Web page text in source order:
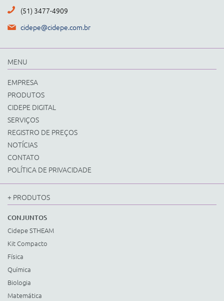
(51) 3477-4909
cidepe@cidepe.com.br
MENU
EMPRESA
PRODUTOS
CIDEPE DIGITAL
SERVIÇOS
REGISTRO DE PREÇOS
NOTÍCIAS
CONTATO
POLÍTICA DE PRIVACIDADE
+ PRODUTOS
CONJUNTOS
Cidepe STHEAM
Kit Compacto
Física
Química
Biologia
Matemática